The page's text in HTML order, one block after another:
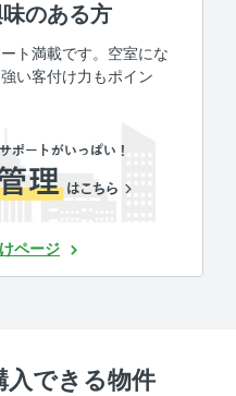
のある方
ト満載です。空室にな
い客付け力もポイン
ページ
入できる物件